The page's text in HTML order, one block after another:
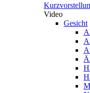
Video
Gesicht